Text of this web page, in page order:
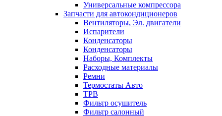
Универсальные компрессора
Запчасти для автокондиционеров
Вентиляторы, Эл. двигатели
Испарители
Конденсаторы
Конденсаторы
Наборы, Комплекты
Расходные материалы
Ремни
Термостаты Авто
ТРВ
Фильтр осушитель
Фильтр салонный